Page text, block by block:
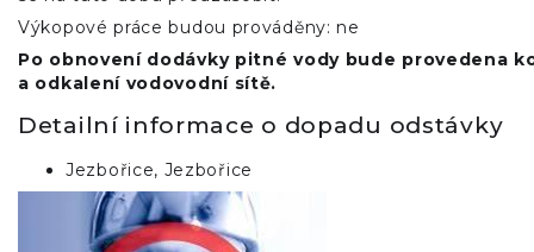
Výkopové práce budou prováděny: ne
Po obnovení dodávky pitné vody bude provedena
a odkalení vodovodní sítě.
Detailní informace o dopadu odstávky
Jezbořice, Jezbořice